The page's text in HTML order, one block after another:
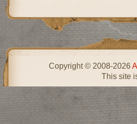
Copyright © 2008-2026
This site